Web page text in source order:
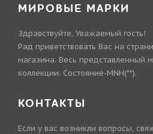
МИРОВЫЕ МАРКИ
Здравствуйте, Уважаемый гость!
Рад приветствовать Вас на
магазина. Весь представленный
коллекции. Состояние-MNH(**).
КОНТАКТЫ
Если у вас возникли вопросы,